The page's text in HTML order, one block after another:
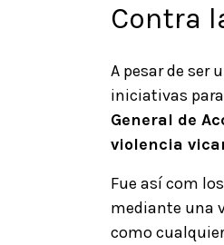
Contra
A pesar de ser
iniciativas
General de
violencia
Fue así com
mediante una
como